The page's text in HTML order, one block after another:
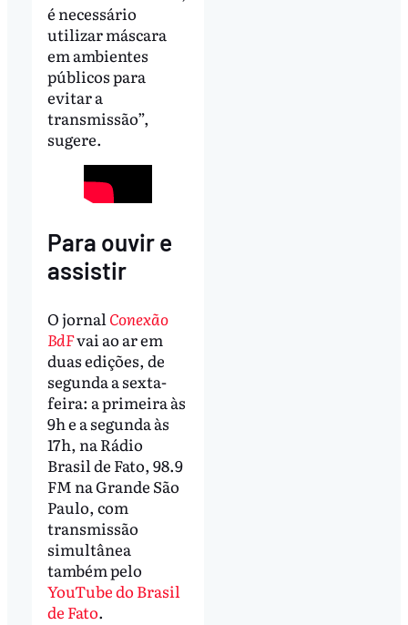
é necessário
utilizar máscara
em ambientes
públicos para
evitar a
transmissão”,
sugere.
Para ouvir e
assistir
O jornalConexão
BdFvai ao ar em
duas edições, de
segunda a sexta-
feira: a primeira às
9h e a segunda às
17h, na Rádio
Brasil de Fato, 98.9
FM na Grande São
Paulo, com
transmissão
simultânea
também pelo
YouTube do Brasil
de Fato.